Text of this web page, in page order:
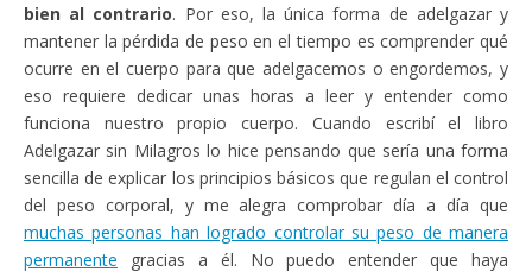
bien al contrario. Por eso, la única forma de adelgazar y
mantener la pérdida de peso en el tiempo es comprender qué
ocurre en el cuerpo para que adelgacemos o engordemos, y
eso requiere dedicar unas horas a leer y entender como
funciona nuestro propio cuerpo. Cuando escribí el libro
Adelgazar sin Milagros lo hice pensando que sería una forma
sencilla de explicar los principios básicos que regulan el control
del peso corporal, y me alegra comprobar día a día que
muchas personas han logrado controlar su peso de manera
permanente gracias a él. No puedo entender que haya